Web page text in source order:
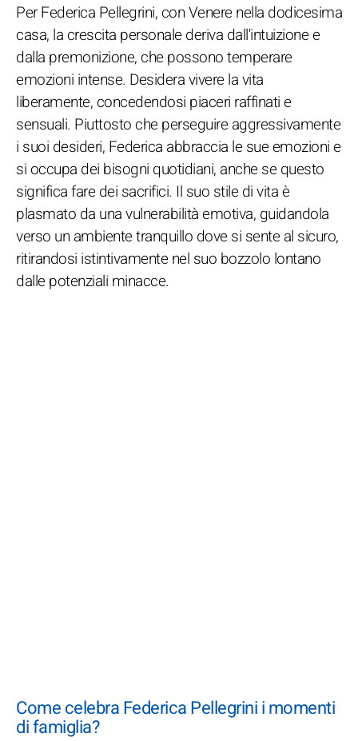
Per Federica Pellegrini, con Venere nella dodicesima
casa, la crescita personale deriva dall'intuizione e
dalla premonizione, che possono temperare
emozioni intense. Desidera vivere la vita
liberamente, concedendosi piaceri raffinati e
sensuali. Piuttosto che perseguire aggressivamente
i suoi desideri, Federica abbraccia le sue emozioni e
si occupa dei bisogni quotidiani, anche se questo
significa fare dei sacrifici. Il suo stile di vita è
plasmato da una vulnerabilità emotiva, guidandola
verso un ambiente tranquillo dove si sente al sicuro,
ritirandosi istintivamente nel suo bozzolo lontano
dalle potenziali minacce.
Come celebra Federica Pellegrini i momenti
di famiglia?